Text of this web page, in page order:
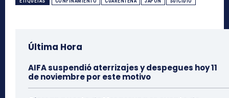
Última Hora
AIFA suspendió aterrizajes y despegues hoy 11
de noviembre por este motivo